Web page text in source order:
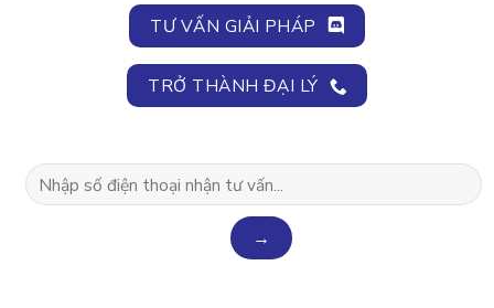
TƯ VẤN GIẢI PHÁP
TRỞ THÀNH ĐẠI LÝ